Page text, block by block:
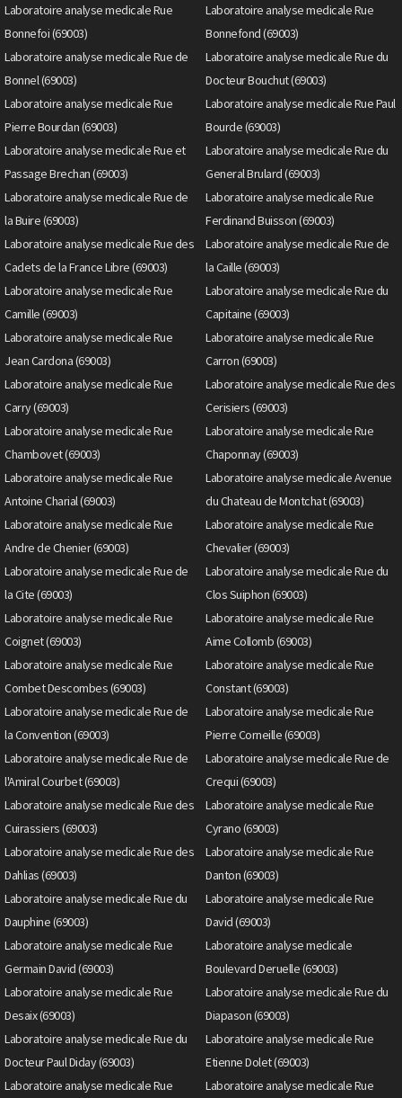
Laboratoire analyse medicale Rue
Bonnefoi (69003)
Laboratoire analyse medicale Rue
Bonnefond (69003)
Laboratoire analyse medicale Rue de
Bonnel (69003)
Laboratoire analyse medicale Rue du
Docteur Bouchut (69003)
Laboratoire analyse medicale Rue
Pierre Bourdan (69003)
Laboratoire analyse medicale Rue Paul
Bourde (69003)
Laboratoire analyse medicale Rue et
Passage Brechan (69003)
Laboratoire analyse medicale Rue du
General Brulard (69003)
Laboratoire analyse medicale Rue de
la Buire (69003)
Laboratoire analyse medicale Rue
Ferdinand Buisson (69003)
Laboratoire analyse medicale Rue des
Cadets de la France Libre (69003)
Laboratoire analyse medicale Rue de
la Caille (69003)
Laboratoire analyse medicale Rue
Camille (69003)
Laboratoire analyse medicale Rue du
Capitaine (69003)
Laboratoire analyse medicale Rue
Jean Cardona (69003)
Laboratoire analyse medicale Rue
Carron (69003)
Laboratoire analyse medicale Rue
Carry (69003)
Laboratoire analyse medicale Rue des
Cerisiers (69003)
Laboratoire analyse medicale Rue
Chambovet (69003)
Laboratoire analyse medicale Rue
Chaponnay (69003)
Laboratoire analyse medicale Rue
Antoine Charial (69003)
Laboratoire analyse medicale Avenue
du Chateau de Montchat (69003)
Laboratoire analyse medicale Rue
Andre de Chenier (69003)
Laboratoire analyse medicale Rue
Chevalier (69003)
Laboratoire analyse medicale Rue de
la Cite (69003)
Laboratoire analyse medicale Rue du
Clos Suiphon (69003)
Laboratoire analyse medicale Rue
Coignet (69003)
Laboratoire analyse medicale Rue
Aime Collomb (69003)
Laboratoire analyse medicale Rue
Combet Descombes (69003)
Laboratoire analyse medicale Rue
Constant (69003)
Laboratoire analyse medicale Rue de
la Convention (69003)
Laboratoire analyse medicale Rue
Pierre Corneille (69003)
Laboratoire analyse medicale Rue de
l'Amiral Courbet (69003)
Laboratoire analyse medicale Rue de
Crequi (69003)
Laboratoire analyse medicale Rue des
Cuirassiers (69003)
Laboratoire analyse medicale Rue
Cyrano (69003)
Laboratoire analyse medicale Rue des
Dahlias (69003)
Laboratoire analyse medicale Rue
Danton (69003)
Laboratoire analyse medicale Rue du
Dauphine (69003)
Laboratoire analyse medicale Rue
David (69003)
Laboratoire analyse medicale Rue
Germain David (69003)
Laboratoire analyse medicale
Boulevard Deruelle (69003)
Laboratoire analyse medicale Rue
Desaix (69003)
Laboratoire analyse medicale Rue du
Diapason (69003)
Laboratoire analyse medicale Rue du
Docteur Paul Diday (69003)
Laboratoire analyse medicale Rue
Etienne Dolet (69003)
Laboratoire analyse medicale Rue
Laboratoire analyse medicale Rue